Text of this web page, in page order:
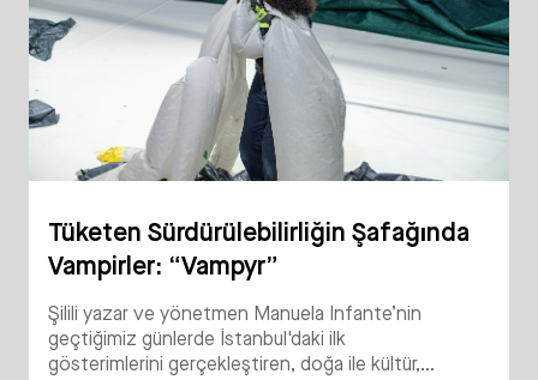
Tüketen Sürdürülebilirliğin Şafağında
Vampirler: “Vampyr”
Şilili yazar ve yönetmen Manuela Infante’nin
geçtiğimiz günlerde İstanbul'daki ilk
gösterimlerini gerçekleştiren, doğa ile kültür,...